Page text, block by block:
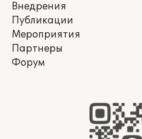
Внедрения
Публикации
Мероприятия
Партнеры
Форум